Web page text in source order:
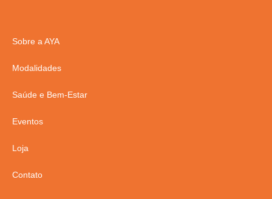
Sobre a AYA
Modalidades
Saúde e Bem-Estar
Eventos
Loja
Contato